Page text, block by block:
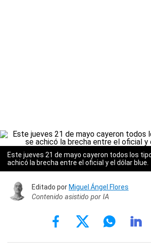
Este jueves 21 de mayo cayeron todos los
achicó la brecha entre el oficial y el dólar blue.
Editado porMiguel Ángel Flores
Contenido asistido por IA